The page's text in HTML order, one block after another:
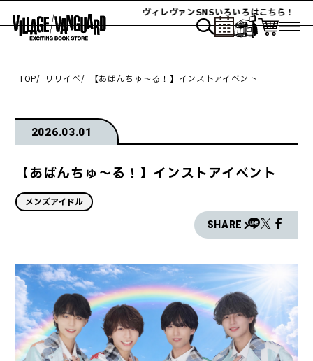
ヴィレヴァンSNSいろいろはこちら！
TOP リリイベ 【あばんちゅ～る！】インストアイベント
2026.03.01
【あばんちゅ～る！】インストアイベント
メンズアイドル
SHARE